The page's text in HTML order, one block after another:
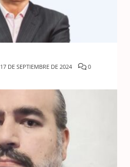
17 DE SEPTIEMBRE DE 2024 0